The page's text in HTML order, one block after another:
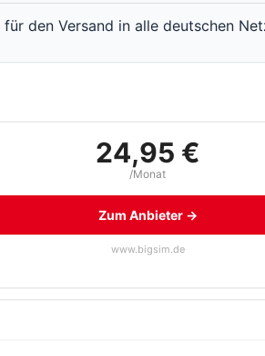
für den Versand in alle deutschen
24,95 €
/Monat
Zum Anbieter →
www.bigsim.de